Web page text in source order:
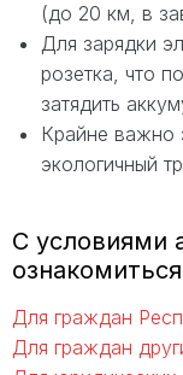
(до 20 км, в
Для зарядки
розетка, что
затядить
Крайне важно
экологичный
С условиями
Для граждан
Для граждан